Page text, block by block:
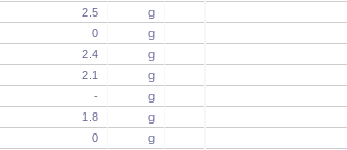
2.5 g
0 g
2.4 g
2.1 g
- g
1.8 g
0 g